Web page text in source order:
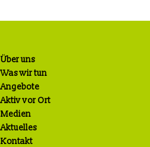
Über uns
Was wir tun
Angebote
Aktiv vor Ort
Medien
Aktuelles
Kontakt